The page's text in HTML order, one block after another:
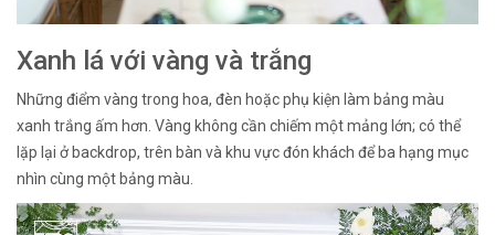
Xanh lá với vàng và trắng
Những điểm vàng trong hoa, đèn hoặc phụ kiện làm bảng màu
xanh trắng ấm hơn. Vàng không cần chiếm một mảng lớn; có thể
lặp lại ở backdrop, trên bàn và khu vực đón khách để ba hạng mục
nhìn cùng một bảng màu.